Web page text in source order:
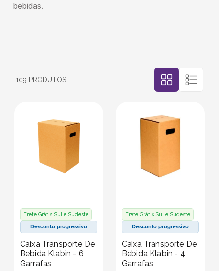
bebidas.
109 PRODUTOS
Frete Grátis Sul e Sudeste
Desconto progressivo
Caixa Transporte De
Bebida Klabin - 6
Garrafas
Frete Grátis Sul e Sudeste
Desconto progressivo
Caixa Transporte De
Bebida Klabin - 4
Garrafas
papel semente
bebidas
saco